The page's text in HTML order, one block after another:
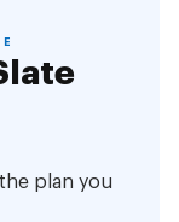
plan you